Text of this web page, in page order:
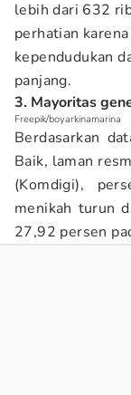
lebih dari 632
perhatian
kependudukan
panjang.
3. Mayoritas
Freepik/boyarkinamarina
Berdasarkan
Baik, laman
(Komdigi),
menikah turun
27,92 persen